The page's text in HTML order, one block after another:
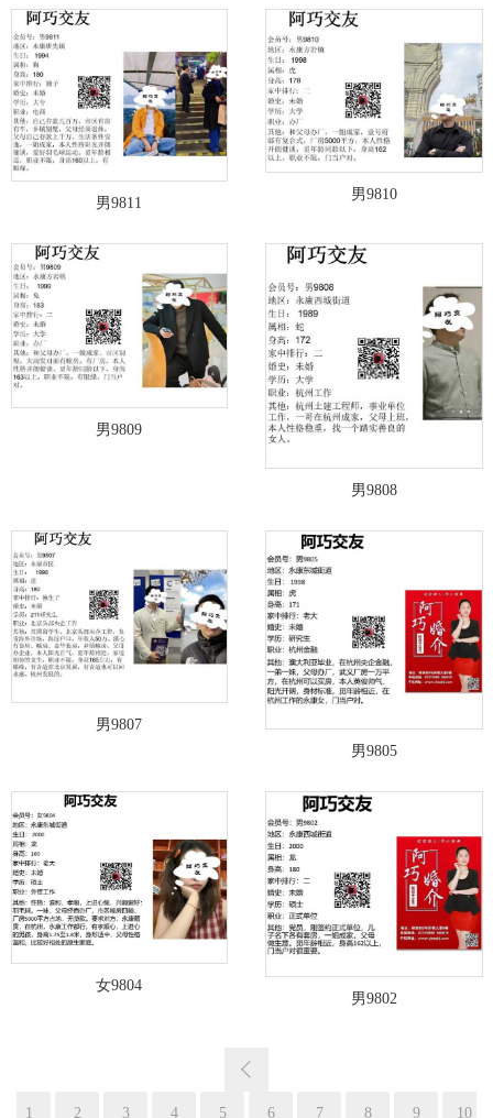
男9811
男9810
男9809
男9808
男9807
男9805
女9804
男9802
1 2 3 4 5 6 7 8 9 10